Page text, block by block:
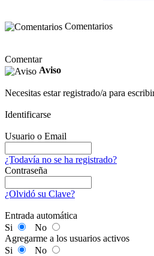
Comentarios
Comentar
Aviso
Necesitas estar registrado/a para
Identificarse
Usuario o Email
¿Todavía no se ha registrado?
Contraseña
¿Olvidó su Clave?
Entrada automática
Si
No
Agregarme a los usuarios activos
Si
No